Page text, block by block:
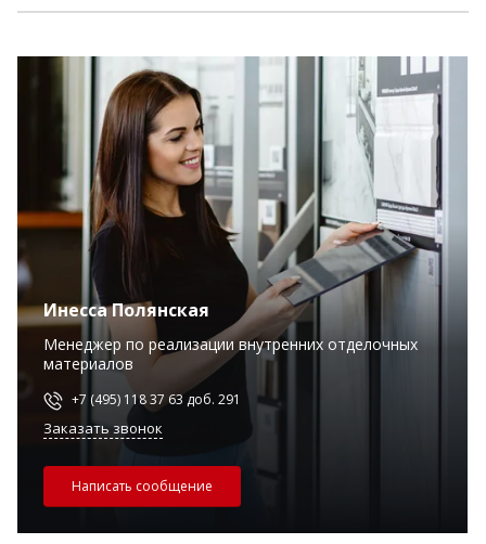
Инесса Полянская
Менеджер по реализации внутренних отделочных
материалов
+7 (495) 118 37 63 доб. 291
Заказать звонок
Написать сообщение